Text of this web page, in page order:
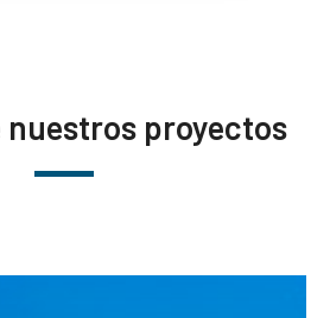
nuestros proyectos